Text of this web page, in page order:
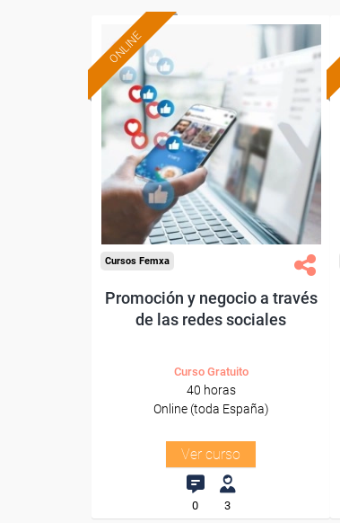
ONLINE
Formación 100%
subvencionada.
Para desempleados,
trabajadores y autónomos.
Sector
-Información, Comunicación
y Artes Gráficas.
Cursos Femxa
Promoción y negocio a través
de las redes sociales
Curso Gratuito
40 horas
Online (toda España)
Ver curso
0 3